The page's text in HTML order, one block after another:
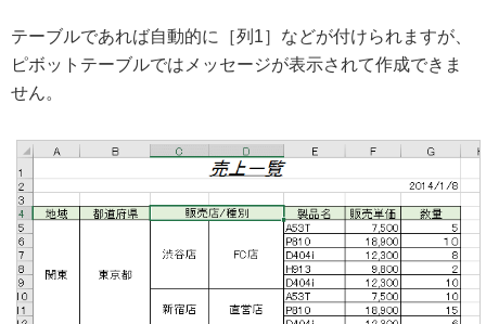
テーブルであれば自動的に［列1］などが付けられますが、
ピボットテーブルではメッセージが表示されて作成できま
せん。